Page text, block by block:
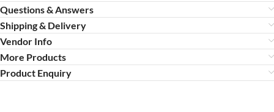
Questions & Answers
Shipping & Delivery
Vendor Info
More Products
Product Enquiry